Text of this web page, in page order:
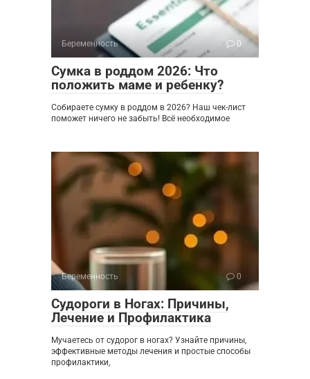
Беременность 0
Сумка в роддом 2026: Что
положить маме и ребенку?
Собираете сумку в роддом в 2026? Наш чек-лист
поможет ничего не забыть! Всё необходимое
Беременность 0
Судороги в Ногах: Причины,
Лечение и Профилактика
Мучаетесь от судорог в ногах? Узнайте причины,
эффективные методы лечения и простые способы
профилактики,